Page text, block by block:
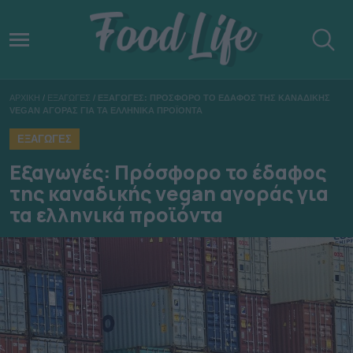
ΑΡΧΙΚΗ / ΕΞΑΓΩΓΕΣ / ΕΞΑΓΩΓΕΣ: ΠΡΟΣΦΟΡΟ ΤΟ ΕΔΑΦΟΣ ΤΗΣ ΚΑΝΑΔΙΚΗΣ
VEGAN ΑΓΟΡΑΣ ΓΙΑ ΤΑ ΕΛΛΗΝΙΚΑ ΠΡΟΪΟΝΤΑ
ΕΞΑΓΩΓΕΣ
Εξαγωγές: Πρόσφορο το έδαφος
της καναδικής vegan αγοράς για
τα ελληνικά προϊόντα